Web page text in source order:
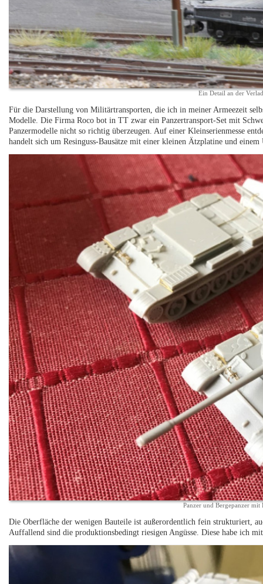
Ein Detail an der
Für die Darstellung von Militärtransporten, die ich in meiner Armeezeit
Modelle. Die Firma Roco bot in TT zwar ein Panzertransport-Set mit
Panzermodelle nicht so richtig überzeugen. Auf einer Kleinserienmesse
handelt sich um Resinguss-Bausätze mit einer kleinen Ätzplatine und
Panzer und Bergepanzer mit
Die Oberfläche der wenigen Bauteile ist außerordentlich fein strukturiert,
Auffallend sind die produktionsbedingt riesigen Angüsse. Diese habe ich